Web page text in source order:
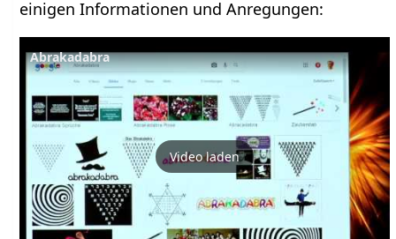
einigen Informationen und Anregungen:
Abrakadabra
Video laden